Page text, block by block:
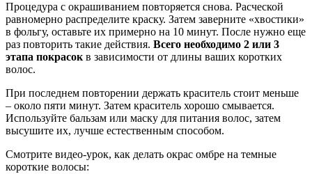
Процедура с окрашиванием повторяется снова. Расческой
равномерно распределите краску. Затем заверните «хвостики»
в фольгу, оставьте их примерно на 10 минут. После нужно еще
раз повторить такие действия. Всего необходимо 2 или 3
этапа покрасок в зависимости от длины ваших коротких
волос.
При последнем повторении держать краситель стоит меньше
– около пяти минут. Затем краситель хорошо смывается.
Используйте бальзам или маску для питания волос, затем
высушите их, лучше естественным способом.
Смотрите видео-урок, как делать окрас омбре на темные
короткие волосы: